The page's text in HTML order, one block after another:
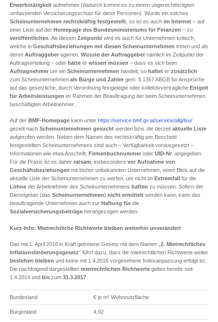
Erwerbstätigkeit aufnehmen (dadurch kommt es zu einem ungerechtfertigten
umfassenden Versicherungsschutz für diese Personen). Wurde ein solches
Scheinunternehmen rechtskräftig festgestellt , so ist es auch im Internet – auf
einer Liste auf der Homepage des Bundesministeriums für Finanzen – zu
veröffentlichen . Ab diesem Zeitpunkt wird es auch für Unternehmen kritisch,
welche in Geschäftsbeziehungen mit diesen Scheinunternehmen treten und als
deren Auftraggeber agieren. Wusste der Auftraggeber nämlich im Zeitpunkt der
Auftragserteilung – oder hätte er wissen müssen – dass es sich beim
Auftragnehmer um ein Scheinunternehmen handelt, so haftet er zusätzlich
zum Scheinunternehmen als Bürge und Zahler gem. § 1357 ABGB für Ansprüche
auf das gesetzliche, durch Verordnung festgelegte oder kollektivvertragliche Entgelt
für Arbeitsleistungen im Rahmen der Beauftragung der beim Scheinunternehmen
beschäftigten Arbeitnehmer.
Auf der BMF-Homepage kann unter https://service.bmf.gv.at/service/allg/lsu/
gezielt nach Scheinunternehmen gesucht werden bzw. die derzeit aktuelle Liste
aufgerufen werden. Neben dem Namen des rechtskräftig per Bescheid
festgestellten Scheinunternehmens sind auch – Verfügbarkeit vorausgesetzt –
Informationen wie etwa Anschrift,
Firmenbuchnummer oder UID-Nr . angegeben.
Für die Praxis ist es daher ratsam , insbesondere vor Aufnahme von
Geschäftsbeziehungen mit bisher unbekannten Unternehmen, einen Blick auf die
aktuelle Liste der Scheinunternehmen zu werfen, um nicht im Extremfall
für die
Löhne der Arbeitnehmer des Scheinunternehmens haften zu müssen. Sofern der
Dienstgeber (das Scheinunternehmen) nicht ermittelt werden kann, kann das
beauftragende Unternehmen auch zur Haftung für die
Sozialversicherungsbeiträge herangezogen werden.
Kurz-Info: Mietrechtliche Richtwerte bleiben weiterhin unverändert
Das mit 1. April 2016 in Kraft getretene Gesetz mit dem Namen „ 2. Mietrechtliches
Inflationslinderungsgesetz“ führt dazu, dass die mietrechtlichen Richtwerte weiter
bestehen bleiben und keine mit 1.4.2016 vorgesehene Indexanpassung erfolgt ist.
Die nachfolgend dargestellten mietrechtlichen Richtwerte gelten bereits seit
1.4.2014 und bis zum 31.3.2017
Bundesland € je m² Wohnnutzfläche
Burgenland 4,92